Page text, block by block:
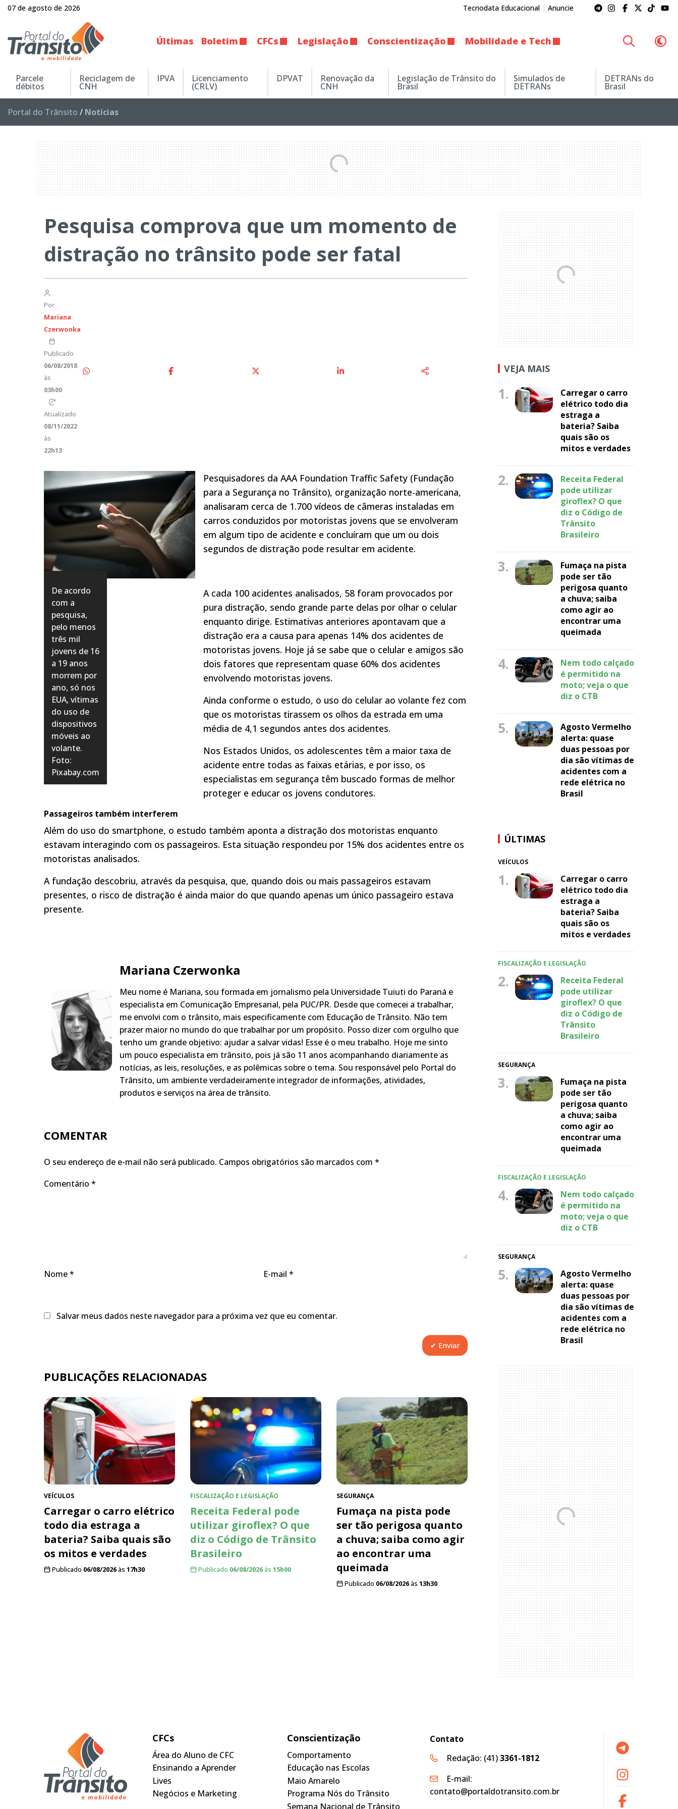
07 de agosto de 2026 Tecnodata Educacional Anuncie
Últimas Boletim CFCs Legislação Conscientização Mobilidade e Tech
Parcele
débitos
Reciclagem de
CNH
IPVA Licenciamento
(CRLV)
DPVAT Renovação da
CNH
Legislação de Trânsito do
Brasil
Simulados de
DETRANs
DETRANs do
Brasil
Portal do Trânsito / Notícias
Pesquisa comprova que um momento de
distração no trânsito pode ser fatal
Por
Mariana
Czerwonka
Publicado
06/08/2018
às
03h00
Atualizado
08/11/2022
às
22h13
De acordo
com a
pesquisa,
pelo menos
três mil
jovens de 16
a 19 anos
morrem por
ano, só nos
EUA, vítimas
do uso de
dispositivos
móveis ao
volante.
Foto:
Pixabay.com
Pesquisadores da AAA Foundation Traffic Safety (Fundação
para a Segurança no Trânsito), organização norte-americana,
analisaram cerca de 1.700 vídeos de câmeras instaladas em
carros conduzidos por motoristas jovens que se envolveram
em algum tipo de acidente e concluíram que um ou dois
segundos de distração pode resultar em acidente.
A cada 100 acidentes analisados, 58 foram provocados por
pura distração, sendo grande parte delas por olhar o celular
enquanto dirige. Estimativas anteriores apontavam que a
distração era a causa para apenas 14% dos acidentes de
motoristas jovens. Hoje já se sabe que o celular e amigos são
dois fatores que representam quase 60% dos acidentes
envolvendo motoristas jovens.
Ainda conforme o estudo, o uso do celular ao volante fez com
que os motoristas tirassem os olhos da estrada em uma
média de 4,1 segundos antes dos acidentes.
Nos Estados Unidos, os adolescentes têm a maior taxa de
acidente entre todas as faixas etárias, e por isso, os
especialistas em segurança têm buscado formas de melhor
proteger e educar os jovens condutores.
Passageiros também interferem
Além do uso do smartphone, o estudo também aponta a distração dos motoristas enquanto
estavam interagindo com os passageiros. Esta situação respondeu por 15% dos acidentes entre os
motoristas analisados.
A fundação descobriu, através da pesquisa, que, quando dois ou mais passageiros estavam
presentes, o risco de distração é ainda maior do que quando apenas um único passageiro estava
presente.
Mariana Czerwonka
Meu nome é Mariana, sou formada em jornalismo pela Universidade Tuiuti do Paraná e
especialista em Comunicação Empresarial, pela PUC/PR. Desde que comecei a trabalhar,
me envolvi com o trânsito, mais especificamente com Educação de Trânsito. Não tem
prazer maior no mundo do que trabalhar por um propósito. Posso dizer com orgulho que
tenho um grande objetivo: ajudar a salvar vidas! Esse é o meu trabalho. Hoje me sinto
um pouco especialista em trânsito, pois já são 11 anos acompanhando diariamente as
notícias, as leis, resoluções, e as polêmicas sobre o tema. Sou responsável pelo Portal do
Trânsito, um ambiente verdadeiramente integrador de informações, atividades,
produtos e serviços na área de trânsito.
COMENTAR
O seu endereço de e-mail não será publicado. Campos obrigatórios são marcados com *
Comentário *
Nome* E-mail *
Salvar meus dados neste navegador para a próxima vez que eu comentar.
PUBLICAÇÕES RELACIONADAS
VEÍCULOS
Carregar o carro elétrico
todo dia estraga a
bateria? Saiba quais são
os mitos e verdades
Publicado 06/08/2026às 17h30
FISCALIZAÇÃO E LEGISLAÇÃO
Receita Federal pode
utilizar giroflex? O que
diz o Código de Trânsito
Brasileiro
Publicado 06/08/2026às 15h00
SEGURANÇA
Fumaça na pista pode
ser tão perigosa quanto
a chuva; saiba como agir
ao encontrar uma
queimada
Publicado 06/08/2026às 13h30
VEJA MAIS
1.
Carregar o carro
elétrico todo dia
estraga a
bateria? Saiba
quais são os
mitos e verdades
2.
Receita Federal
pode utilizar
giroflex? O que
diz o Código de
Trânsito
Brasileiro
3.
Fumaça na pista
pode ser tão
perigosa quanto
a chuva; saiba
como agir ao
encontrar uma
queimada
4.
Nem todo calçado
é permitido na
moto; veja o que
diz o CTB
5.
Agosto Vermelho
alerta: quase
duas pessoas por
dia são vítimas de
acidentes com a
rede elétrica no
Brasil
ÚLTIMAS
VEÍCULOS
1.
Carregar o carro
elétrico todo dia
estraga a
bateria? Saiba
quais são os
mitos e verdades
FISCALIZAÇÃO E LEGISLAÇÃO
2.
Receita Federal
pode utilizar
giroflex? O que
diz o Código de
Trânsito
Brasileiro
SEGURANÇA
3.
Fumaça na pista
pode ser tão
perigosa quanto
a chuva; saiba
como agir ao
encontrar uma
queimada
FISCALIZAÇÃO E LEGISLAÇÃO
4.
Nem todo calçado
é permitido na
moto; veja o que
diz o CTB
SEGURANÇA
5.
Agosto Vermelho
alerta: quase
duas pessoas por
dia são vítimas de
acidentes com a
rede elétrica no
Brasil
CFCs
Área do Aluno de CFC
Ensinando a Aprender
Lives
Negócios e Marketing
Conscientização
Comportamento
Educação nas Escolas
Maio Amarelo
Programa Nós do Trânsito
Semana Nacional de Trânsito
Contato
Redação: (41)3361-1812
E-mail:
contato@portaldotransito.com.br